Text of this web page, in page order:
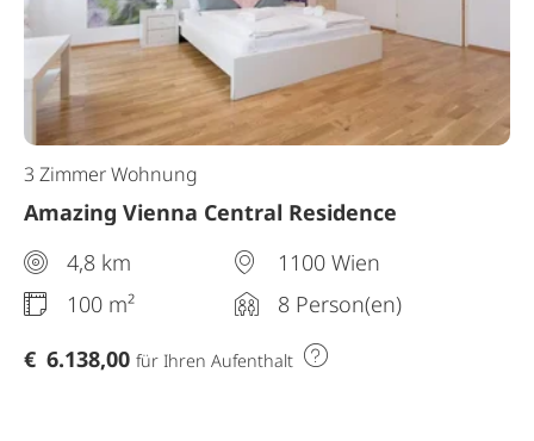
3 Zimmer Wohnung
Amazing Vienna Central Residence
4,8 km
1100 Wien
100 m²
8 Person(en)
€ 6.138,00 für Ihren Aufenthalt